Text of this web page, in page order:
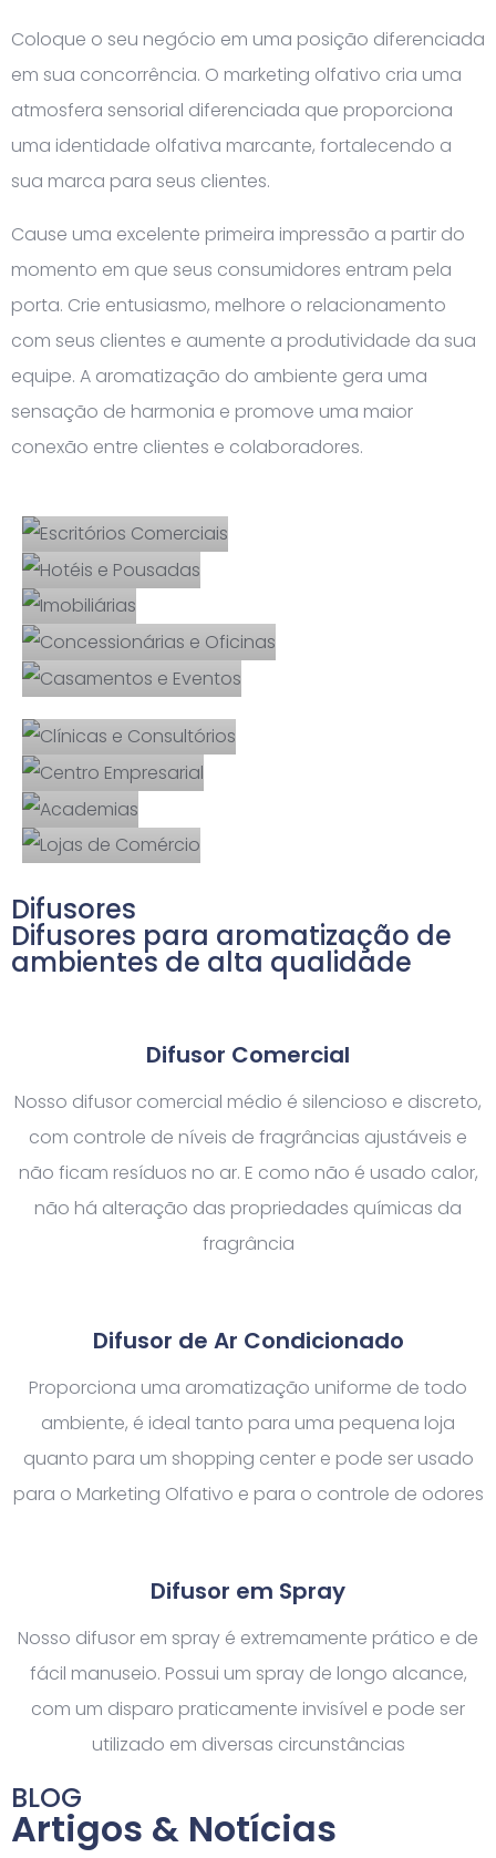
Coloque o seu negócio em uma posição diferenciada
em sua concorrência. O marketing olfativo cria uma
atmosfera sensorial diferenciada que proporciona
uma identidade olfativa marcante, fortalecendo a
sua marca para seus clientes.
Cause uma excelente primeira impressão a partir do
momento em que seus consumidores entram pela
porta. Crie entusiasmo, melhore o relacionamento
com seus clientes e aumente a produtividade da sua
equipe. A aromatização do ambiente gera uma
sensação de harmonia e promove uma maior
conexão entre clientes e colaboradores.
Pousadas
Imob
iliári
as
Concessionárias
e Oficinas
Casamentos
e Eventos
Clínicas e
Centro
Empresari
al
Acad
emia
s
Lojas de
Comércio
Difusores
Difusores para aromatização de
ambientes de alta qualidade
Difusor Comercial
Nosso difusor comercial médio é silencioso e discreto,
com controle de níveis de fragrâncias ajustáveis e
não ficam resíduos no ar. E como não é usado calor,
não há alteração das propriedades químicas da
fragrância
Difusor de Ar Condicionado
Proporciona uma aromatização uniforme de todo
ambiente, é ideal tanto para uma pequena loja
quanto para um shopping center e pode ser usado
para o Marketing Olfativo e para o controle de odores
Difusor em Spray
Nosso difusor em spray é extremamente prático e de
fácil manuseio. Possui um spray de longo alcance,
com um disparo praticamente invisível e pode ser
utilizado em diversas circunstâncias
BLOG
Artigos & Notícias